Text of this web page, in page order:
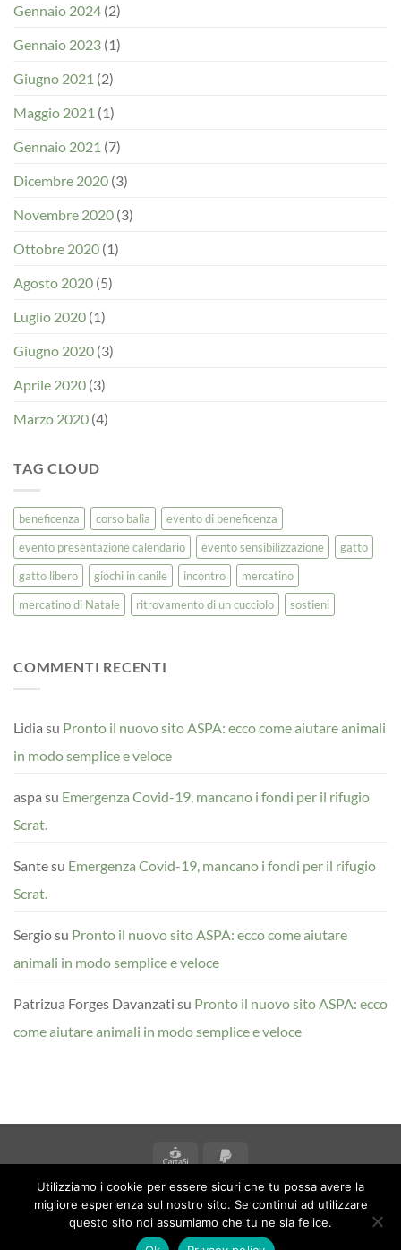
Gennaio 2024 (2)
Gennaio 2023 (1)
Giugno 2021 (2)
Maggio 2021 (1)
Gennaio 2021 (7)
Dicembre 2020 (3)
Novembre 2020 (3)
Ottobre 2020 (1)
Agosto 2020 (5)
Luglio 2020 (1)
Giugno 2020 (3)
Aprile 2020 (3)
Marzo 2020 (4)
TAG CLOUD
beneficenza corso balia
evento di beneficenza
evento presentazione calendario
evento sensibilizzazione
gatto
gatto libero
giochi in canile incontro
mercatino
mercatino di Natale
ritrovamento di un cucciolo sostieni
COMMENTI RECENTI
Lidia su Pronto il nuovo sito ASPA: ecco come aiutare animali
in modo semplice e veloce
aspa su Emergenza Covid-19, mancano i fondi per il rifugio
Scrat.
Santesu Emergenza Covid-19, mancano i fondi per il rifugio
Scrat.
Sergiosu Pronto il nuovo sito ASPA: ecco come aiutare
animali in modo semplice e veloce
Patrizua Forges Davanzati su Pronto il nuovo sito ASPA: ecco
come aiutare animali in modo semplice e veloce
CartaSi
BLOG
© 2026Associazione ASPA Anguillara Sabazia Protezione Animali
ONLUS
Utilizziamo i cookie per essere sicuri che tu possa avere la
migliore esperienza sul nostro sito. Se continui ad utilizzare
questo sito noi assumiamo che tu ne sia felice.